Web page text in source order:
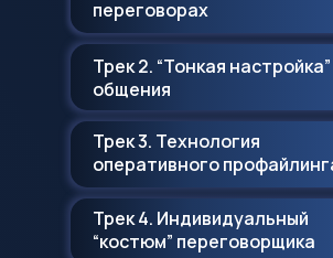
переговорах
Трек 2. “Тонкая настройка”
общения
Трек 3. Технология
оперативного
Трек 4. Индивидуальный
“костюм” переговорщика